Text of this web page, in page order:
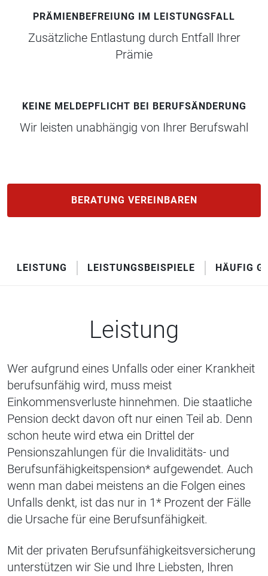
PRÄMIENBEFREIUNG IM LEISTUNGSFALL
Zusätzliche Entlastung durch Entfall Ihrer
Prämie
KEINE MELDEPFLICHT BEI BERUFSÄNDERUNG
Wir leisten unabhängig von Ihrer Berufswahl
BERATUNG VEREINBAREN
LEISTUNG LEISTUNGSBEISPIELE HÄUFIG
Leistung
Wer aufgrund eines Unfalls oder einer Krankheit
berufsunfähig wird, muss meist
Einkommensverluste hinnehmen. Die staatliche
Pension deckt davon oft nur einen Teil ab. Denn
schon heute wird etwa ein Drittel der
Pensionszahlungen für die Invaliditäts- und
Berufsunfähigkeitspension* aufgewendet. Auch
wenn man dabei meistens an die Folgen eines
Unfalls denkt, ist das nur in 1* Prozent der Fälle
die Ursache für eine Berufsunfähigkeit.
Mit der privaten Berufsunfähigkeitsversicherung
unterstützen wir Sie und Ihre Liebsten, Ihren